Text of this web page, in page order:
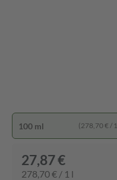
100 ml (278,70 € /
27,87 €
278,70 € / 1 l